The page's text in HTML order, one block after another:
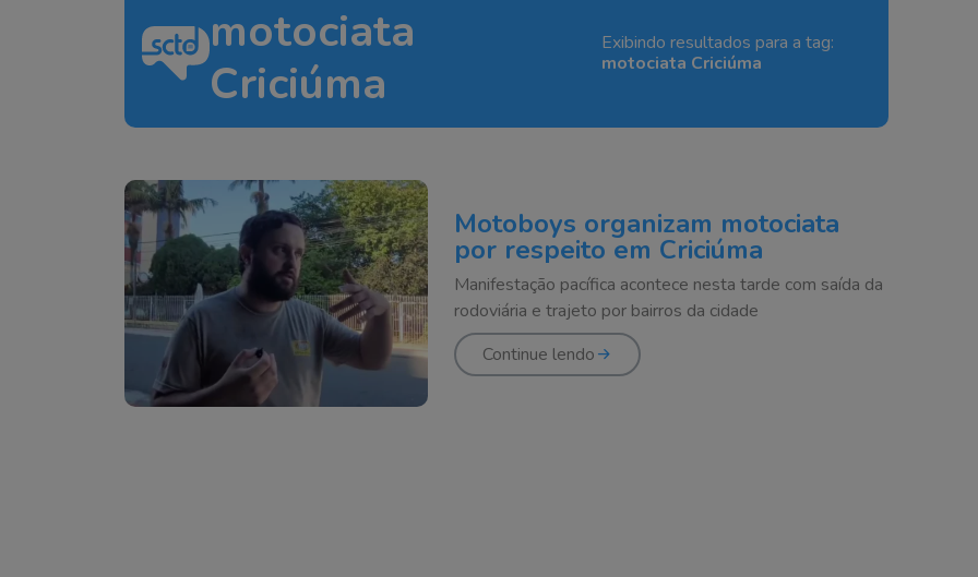
motociata
Criciúma
Exibindo resultados para a tag:
motociata Criciúma
Motoboys organizam motociata
por respeito em Criciúma
Manifestação pacífica acontece nesta tarde com saída da
rodoviária e trajeto por bairros da cidade
Continue lendo